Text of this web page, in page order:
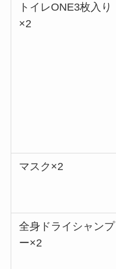
トイレONE3枚入り
×2
マスク×2
全身ドライシャンプ
ー×2